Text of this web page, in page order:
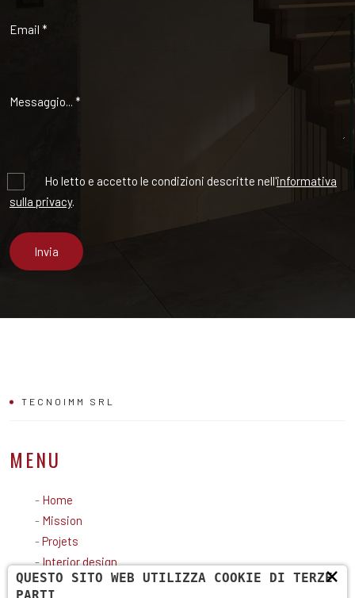
ObbligatorioHo letto e accetto le condizioni descritte nell'informativa
sulla privacy.
TECNOIMM SRL
MENU
- Home
- Mission
-Projets
-Interior design
-Contatti ×
QUESTO SITO WEB UTILIZZA COOKIE DI TERZE